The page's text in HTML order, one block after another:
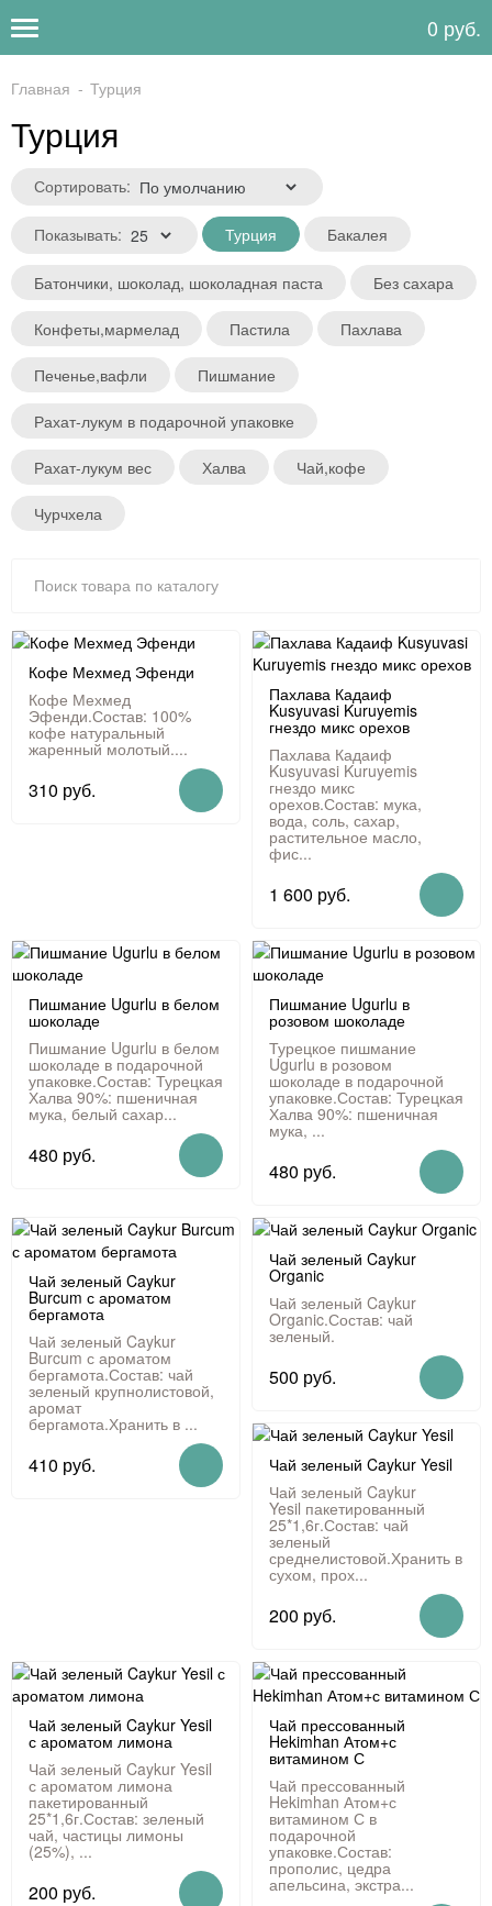
0 руб.
Главная Турция
Турция
Сортировать:
Показывать: Турция Бакалея
Батончики, шоколад, шоколадная паста Без сахара
Конфеты,мармелад Пастила Пахлава
Печенье,вафли Пишмание
Рахат-лукум в подарочной упаковке
Рахат-лукум вес Халва Чай,кофе
Чурчхела
Кофе Мехмед Эфенди
Кофе Мехмед
Эфенди.Состав: 100%
кофе натуральный
жаренный молотый....
310 руб.
Пахлава Кадаиф
Kusyuvasi Kuruyemis
гнездо микс орехов
Пахлава Кадаиф
Kusyuvasi Kuruyemis
гнездо микс
орехов.Состав: мука,
вода, соль, сахар,
растительное масло,
фис...
1 600 руб.
Пишмание Ugurlu в белом
шоколаде
Пишмание Ugurlu в белом
шоколаде в подарочной
упаковке.Состав: Турецкая
Халва 90%: пшеничная
мука, белый сахар...
480 руб.
Пишмание Ugurlu в
розовом шоколаде
Турецкое пишмание
Ugurlu в розовом
шоколаде в подарочной
упаковке.Состав: Турецкая
Халва 90%: пшеничная
мука, ...
480 руб.
Чай зеленый Caykur
Burcum с ароматом
бергамота
Чай зеленый Caykur
Burcum с ароматом
бергамота.Состав: чай
зеленый крупнолистовой,
аромат
бергамота.Хранить в ...
410 руб.
Чай зеленый Caykur
Organic
Чай зеленый Caykur
Organic.Состав: чай
зеленый.
500 руб.
Чай зеленый Caykur Yesil
Чай зеленый Caykur
Yesil пакетированный
25*1,6г.Состав: чай
зеленый
среднелистовой.Хранить в
сухом, прох...
200 руб.
Чай зеленый Caykur Yesil
с ароматом лимона
Чай зеленый Caykur Yesil
с ароматом лимона
пакетированный
25*1,6г.Состав: зеленый
чай, частицы лимоны
(25%), ...
200 руб.
Чай прессованный
Hekimhan Атом+с
витамином С
Чай прессованный
Hekimhan Атом+с
витамином С в
подарочной
упаковке.Состав:
прополис, цедра
апельсина, экстра...